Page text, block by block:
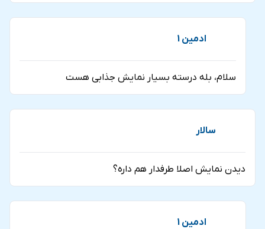
ادمین 1
سلام، بله درسته بسیار نمایش جذابی هست
سالار
دیدن نمایش اصلا طرفدار هم داره؟
ادمین 1